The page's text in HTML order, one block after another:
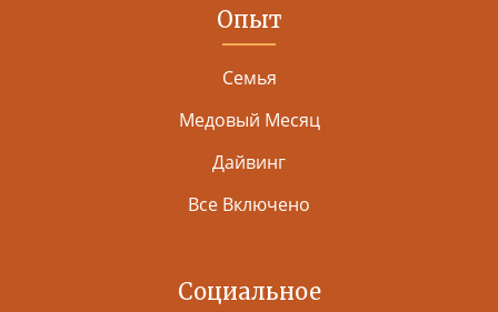
Опыт
Семья
Медовый Месяц
Дайвинг
Все Включено
Социальное